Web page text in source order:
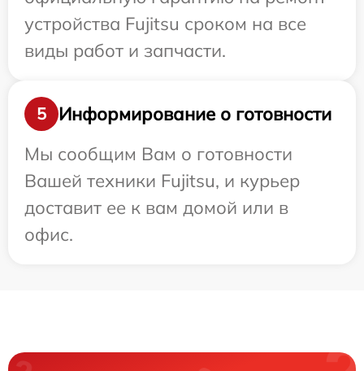
устройства Fujitsu сроком на все
виды работ и запчасти.
5
Информирование о готовности
Мы сообщим Вам о готовности
Вашей техники Fujitsu, и курьер
доставит ее к вам домой или в
офис.